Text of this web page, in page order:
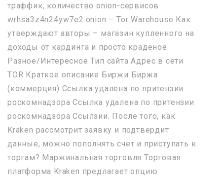
траффик, количество onion-сервисов
wrhsa3z4n24yw7e2.onion – Tor Warehouse Как
утверждают авторы – магазин купленного на
доходы от кардинга и просто краденое.
Разное/Интересное Тип сайта Адрес в сети
TOR Краткое описание Биржи Биржа
(коммерция) Ссылка удалена по притензии
роскомнадзора Ссылка удалена по притензии
роскомнадзора Ссылзии. После того, как
Kraken рассмотрит заявку и подтвердит
данные, можно пополнять счет и приступать к
торгам? Маржинальная торговля Торговая
платформа Kraken предлагает опцию